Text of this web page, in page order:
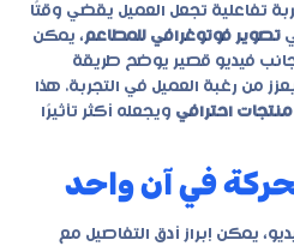
تفاعلية تجعل العميل يقضي وقتًا
تصوير فوتوغرافي للمطاعم، يمكن
فيديو قصير يوضح طريقة
من رغبة العميل في التجربة. هذا
احترافي ويجعله أكثر تأثيرًا
في آن واحد
يمكن إبراز أدق التفاصيل مع